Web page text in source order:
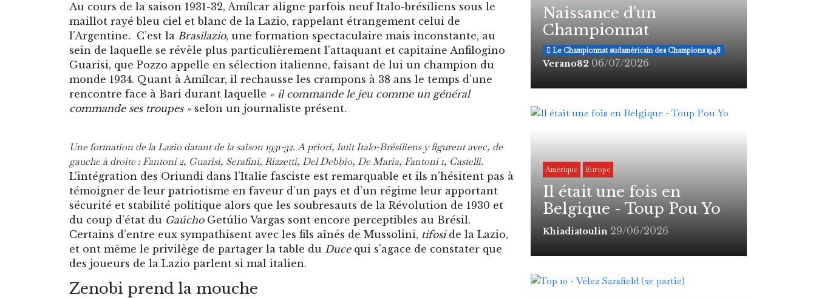
Au cours de la saison 1931-32, Amílcar aligne parfois neuf Italo-brésiliens sous le
maillot rayé bleu ciel et blanc de la Lazio, rappelant étrangement celui de
l’Argentine. C’est la Brasilazio, une formation spectaculaire mais inconstante, au
sein de laquelle se révèle plus particulièrement l’attaquant et capitaine Anfilogino
Guarisi, que Pozzo appelle en sélection italienne, faisant de lui un champion du
monde 1934. Quant à Amílcar, il rechausse les crampons à 38 ans le temps d’une
rencontre face à Bari durant laquelle « il commande le jeu comme un général
commande ses troupes » selon un journaliste présent.
Une formation de la Lazio datant de la saison 1931-32. A priori, huit Italo-Brésiliens y figurent avec, de
gauche à droite : Fantoni 2, Guarisi, Serafini, Rizzetti, Del Debbio, De Maria, Fantoni 1, Castelli.
L’intégration des Oriundi dans l’Italie fasciste est remarquable et ils n’hésitent pas à
témoigner de leur patriotisme en faveur d’un pays et d’un régime leur apportant
sécurité et stabilité politique alors que les soubresauts de la Révolution de 1930 et
du coup d’état du GaúchoGetúlio Vargas sont encore perceptibles au Brésil.
Certains d’entre eux sympathisent avec les fils aînés de Mussolini, tifoside la Lazio,
et ont même le privilège de partager la table du Ducequi s’agace de constater que
des joueurs de la Lazio parlent si mal italien.
Zenobi prend la mouche
Naissance d'un
Championnat
Le Championnat sudaméricain des Champions 1948
Verano82 06/07/2026
Amérique Europe
Il était une fois en
Belgique - Toup Pou Yo
Khiadiatoulin 29/06/2026